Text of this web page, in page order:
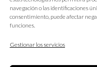
navegación o las identificaciones
consentimiento, puede afectar
funciones.
Gestionar los servicios